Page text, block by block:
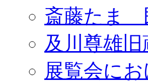
斎藤たま
及川尊雄
展覧会に